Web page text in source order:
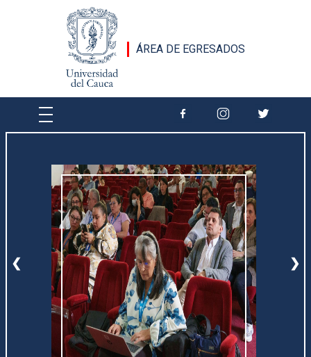
Pasar al contenido principal
ÁREA DE EGRESADOS
❮ ❯